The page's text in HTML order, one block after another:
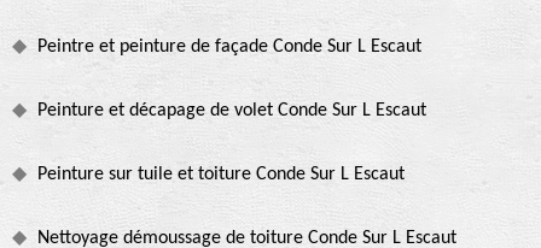
Peintre et peinture de façade Conde Sur L Escaut
Peinture et décapage de volet Conde Sur L Escaut
Peinture sur tuile et toiture Conde Sur L Escaut
Nettoyage démoussage de toiture Conde Sur L Escaut